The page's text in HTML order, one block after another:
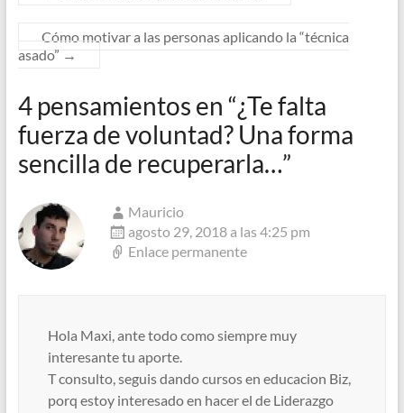
Cómo motivar a las personas aplicando la “técnica
asado” →
4 pensamientos en “¿Te falta
fuerza de voluntad? Una forma
sencilla de recuperarla…”
Mauricio
agosto 29, 2018 a las 4:25 pm
Enlace permanente
Hola Maxi, ante todo como siempre muy
interesante tu aporte.
T consulto, seguis dando cursos en educacion Biz,
porq estoy interesado en hacer el de Liderazgo